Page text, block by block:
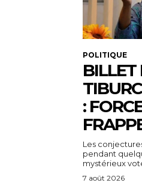
POLITIQUE
BILLET
:
Les
pendant
mystérieux
7 août 2026